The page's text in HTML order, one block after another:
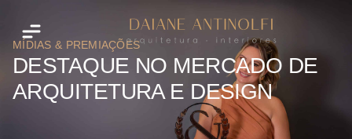
MÍDIAS & PREMIAÇÕES
DESTAQUE NO MERCADO DE
ARQUITETURA E DESIGN